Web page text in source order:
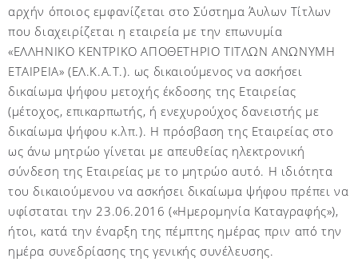
αρχήν όποιος εμφανίζεται στο Σύστημα Άυλων Τίτλων
που διαχειρίζεται η εταιρεία με την επωνυμία
«ΕΛΛΗΝΙΚΟ ΚΕΝΤΡΙΚΟ ΑΠΟΘΕΤΗΡΙΟ ΤΙΤΛΩΝ ΑΝΩΝΥΜΗ
ΕΤΑΙΡΕΙΑ» (ΕΛ.Κ.Α.Τ.). ως δικαιούμενος να ασκήσει
δικαίωμα ψήφου μετοχής έκδοσης της Εταιρείας
(μέτοχος, επικαρπωτής, ή ενεχυρούχος δανειστής με
δικαίωμα ψήφου κ.λπ.). Η πρόσβαση της Εταιρείας στο
ως άνω μητρώο γίνεται με απευθείας ηλεκτρονική
σύνδεση της Εταιρείας με το μητρώο αυτό. Η ιδιότητα
του δικαιούμενου να ασκήσει δικαίωμα ψήφου πρέπει να
υφίσταται την 23.06.2016 («Ημερομηνία Καταγραφής»),
ήτοι, κατά την έναρξη της πέμπτης ημέρας πριν από την
ημέρα συνεδρίασης της γενικής συνέλευσης.